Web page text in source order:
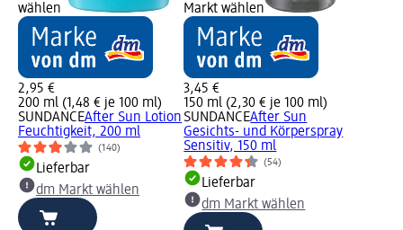
wählen
2,95 €
200 ml (1,48 € je 100 ml)
SUNDANCEAfter Sun Lotion
Feuchtigkeit, 200 ml
(140)
Lieferbar
dm Markt wählen
Markt wählen
3,45 €
150 ml (2,30 € je 100 ml)
SUNDANCEAfter Sun
Gesichts- und Körperspray
Sensitiv, 150 ml
(54)
Lieferbar
dm Markt wählen